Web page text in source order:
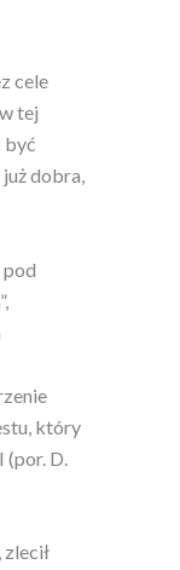
cele
tej
być
dobra,
który
D.